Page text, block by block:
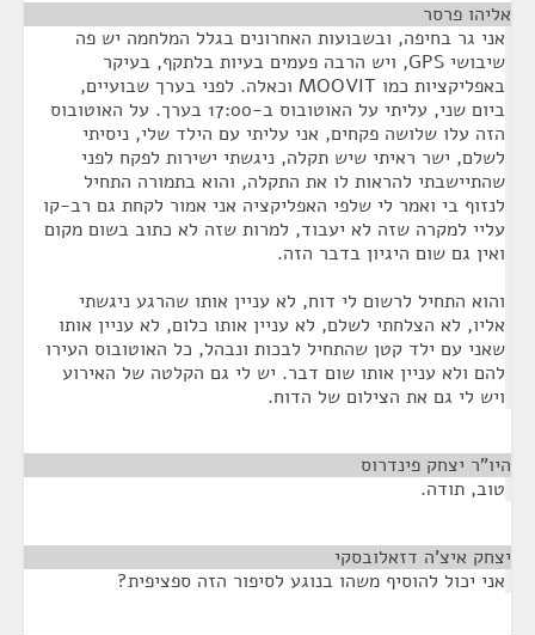
אליהו פרסר
אני גר בחיפה, ובשבועות האחרונים בגלל המלחמה יש פה
שיבושי GPS, ויש הרבה פעמים בעיות בלתקף, בעיקר
באפליקציות כמו MOOVIT וכאלה. לפני בערך שבועיים,
ביום שני, עליתי על האוטובוס ב-17:00 בערך. על האוטובוס
הזה עלו שלושה פקחים, אני עליתי עם הילד שלי, ניסיתי
לשלם, ישר ראיתי שיש תקלה, ניגשתי ישירות לפקח לפני
שהתיישבתי להראות לו את התקלה, והוא בתמורה התחיל
לנזוף בי ואמר לי שלפי האפליקציה אני אמור לקחת גם רב-קו
עליי למקרה שזה לא יעבוד, למרות שזה לא כתוב בשום מקום
ואין גם שום היגיון בדבר הזה.
והוא התחיל לרשום לי דוח, לא עניין אותו שהרגע ניגשתי
אליו, לא הצלחתי לשלם, לא עניין אותו כלום, לא עניין אותו
שאני עם ילד קטן שהתחיל לבכות ונבהל, כל האוטובוס העירו
להם ולא עניין אותו שום דבר. יש לי גם הקלטה של האירוע
ויש לי גם את הצילום של הדוח.
היו"ר יצחק פינדרוס
טוב, תודה.
יצחק איצ'ה דזאלובסקי
אני יכול להוסיף משהו בנוגע לסיפור הזה ספציפית?